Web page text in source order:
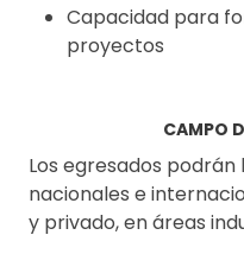
Capacidad para
proyectos
CAMPO
Los egresados
nacionales e
y privado, en áreas